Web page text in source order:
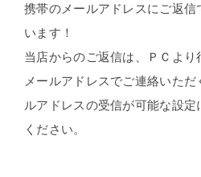
携帯のメールアドレスにご返信
います！
当店からのご返信は、ＰＣよ
メールアドレスでご連絡いた
ルアドレスの受信が可能な設
ください。